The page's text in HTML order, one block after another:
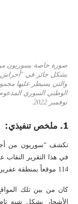
صورة خاصة بسوريون من
بشكل جائر في "أحراش
والتي يسيطر عليها
الوطني السوري
نوفمبر 2022.
1. ملخص تنفيذي:
تكشف “سوريون من أجل
في هذا التقرير
114 موقعاً بمنطقة عفرين السورية ذات الغالبية الكردية.
الأشجار بشكل شبه